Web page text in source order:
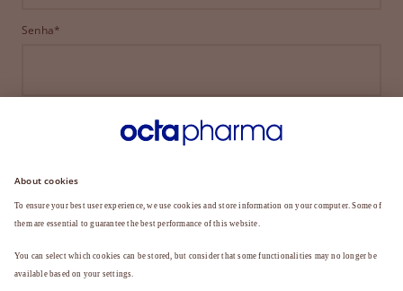
Senha*
ENTRAR
ESQUECEU SUA SENHA?
Ainda não é membro?